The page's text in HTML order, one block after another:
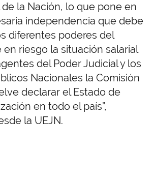
de la Nación, lo que pone en
independencia que debe
diferentes poderes del
en riesgo la situación salarial
del Poder Judicial y los
Nacionales la Comisión
declarar el Estado de
en todo el país”,
la UEJN.